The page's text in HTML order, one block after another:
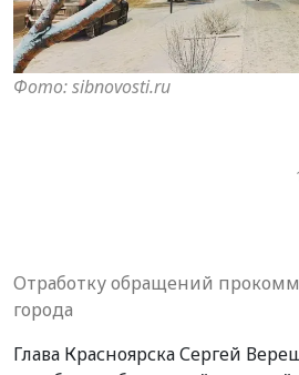
Фото: sibnovosti.ru
Отработку обращений
города
Глава Красноярска Сергей